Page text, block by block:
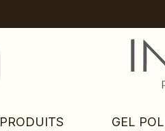
PRODUITS GEL